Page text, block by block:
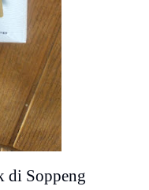
di Soppeng